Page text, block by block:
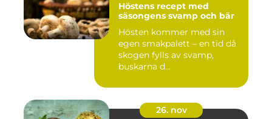
Höstens recept med
säsongens svamp och bär
Hösten kommer med sin
egen smakpalett – en tid då
skogen fylls av svamp,
buskarna d...
26. nov